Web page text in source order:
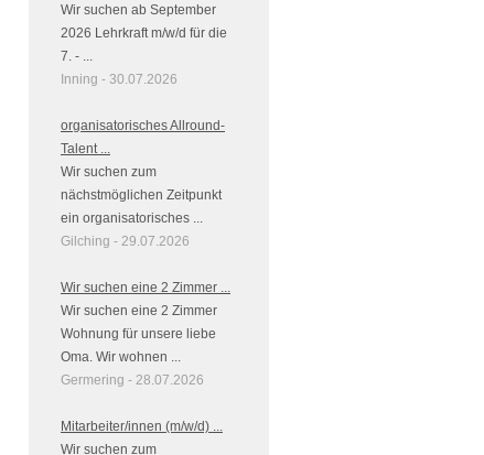
Wir suchen ab September
2026 Lehrkraft m/w/d für die
7. - ...
Inning - 30.07.2026
organisatorisches Allround-
Talent ...
Wir suchen zum
nächstmöglichen Zeitpunkt
ein organisatorisches ...
Gilching - 29.07.2026
Wir suchen eine 2 Zimmer ...
Wir suchen eine 2 Zimmer
Wohnung für unsere liebe
Oma. Wir wohnen ...
Germering - 28.07.2026
Mitarbeiter/innen (m/w/d) ...
Wir suchen zum